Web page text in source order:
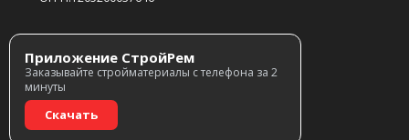
Приложение СтройРем
Заказывайте стройматериалы с телефона за 2
минуты
Скачать